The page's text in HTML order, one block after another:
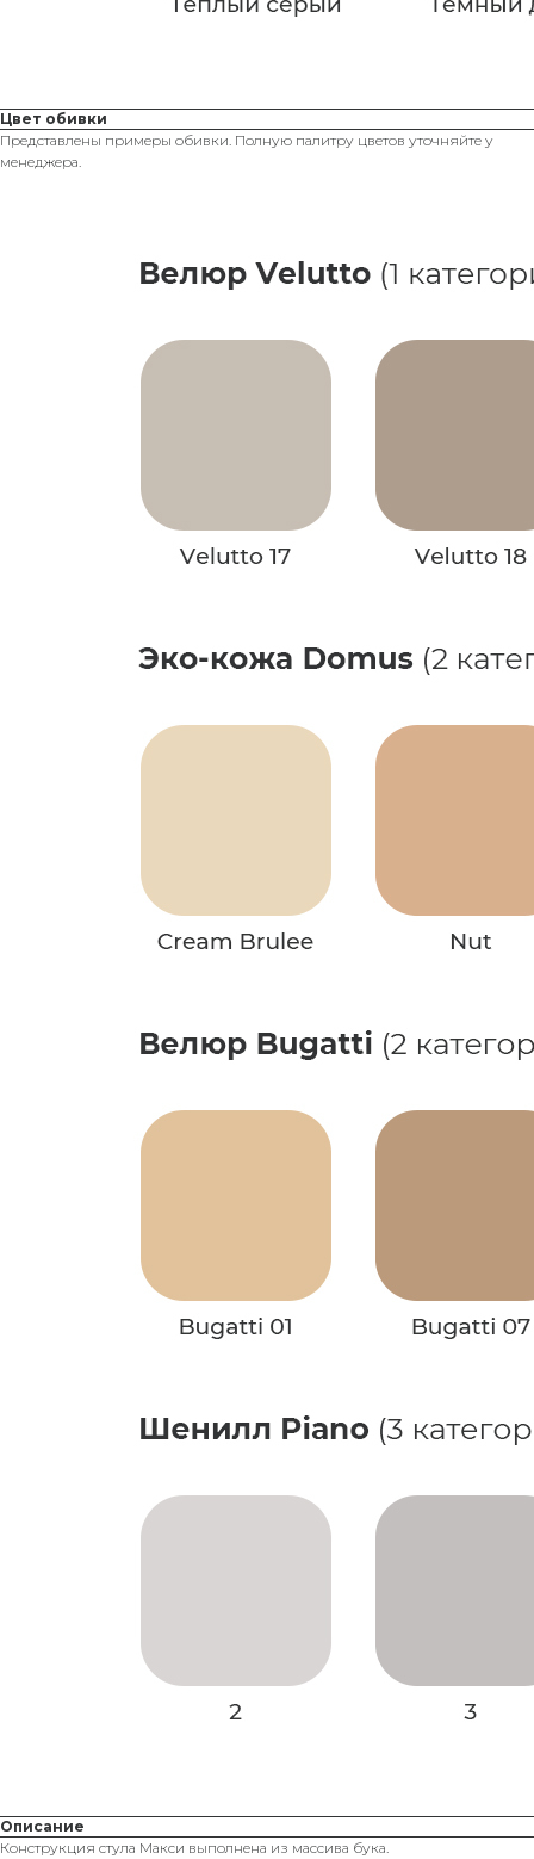
Цвет обивки
Представлены примеры обивки. Полную палитру цветов уточняйте у
менеджера.
Описание
Конструкция стула Макси выполнена из массива бука.